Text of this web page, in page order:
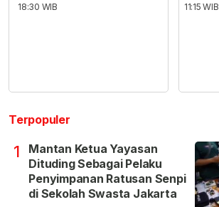
18:30 WIB
11:15 WIB
Terpopuler
1
Mantan Ketua Yayasan
Dituding Sebagai Pelaku
Penyimpanan Ratusan Senpi
di Sekolah Swasta Jakarta